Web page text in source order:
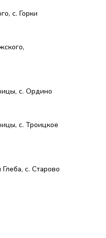
с. Горки
с. Ордино
с. Троицкое
с. Старово